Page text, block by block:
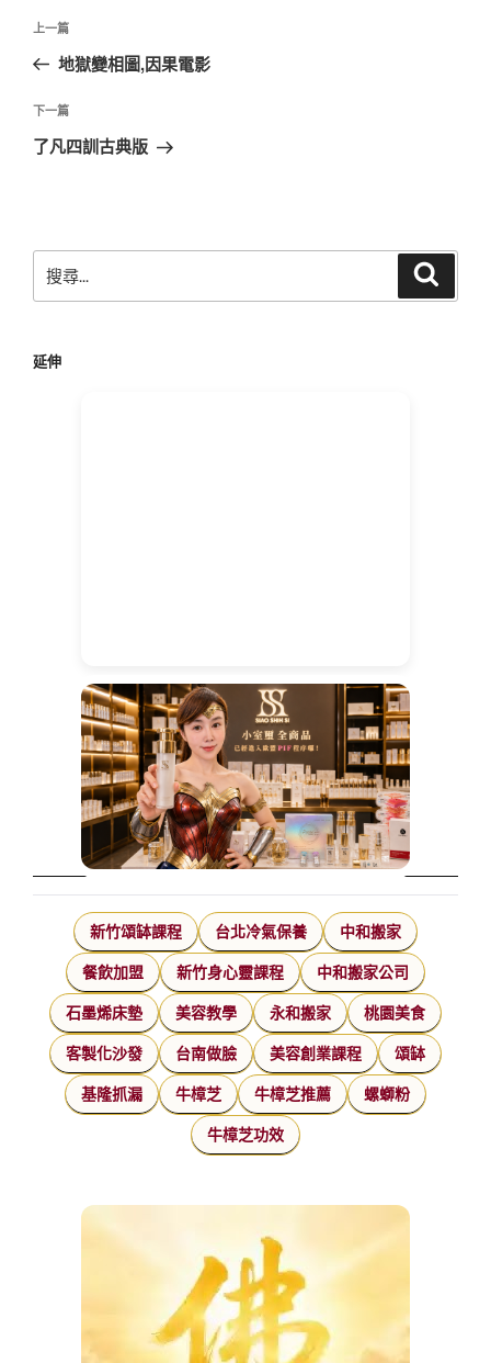
文
導
覽
上
一
文
章
上一篇
地獄變相圖,因果電影
下
一
下一篇
了凡四訓古典版
尋
字:
延伸
新竹頌缽課程 台北冷氣保養 中和搬家
餐飲加盟 新竹身心靈課程 中和搬家公司
石墨烯床墊 美容教學 永和搬家 桃園美食
客製化沙發 台南做臉 美容創業課程 頌缽
基隆抓漏 牛樟芝 牛樟芝推薦 螺螄粉
牛樟芝功效